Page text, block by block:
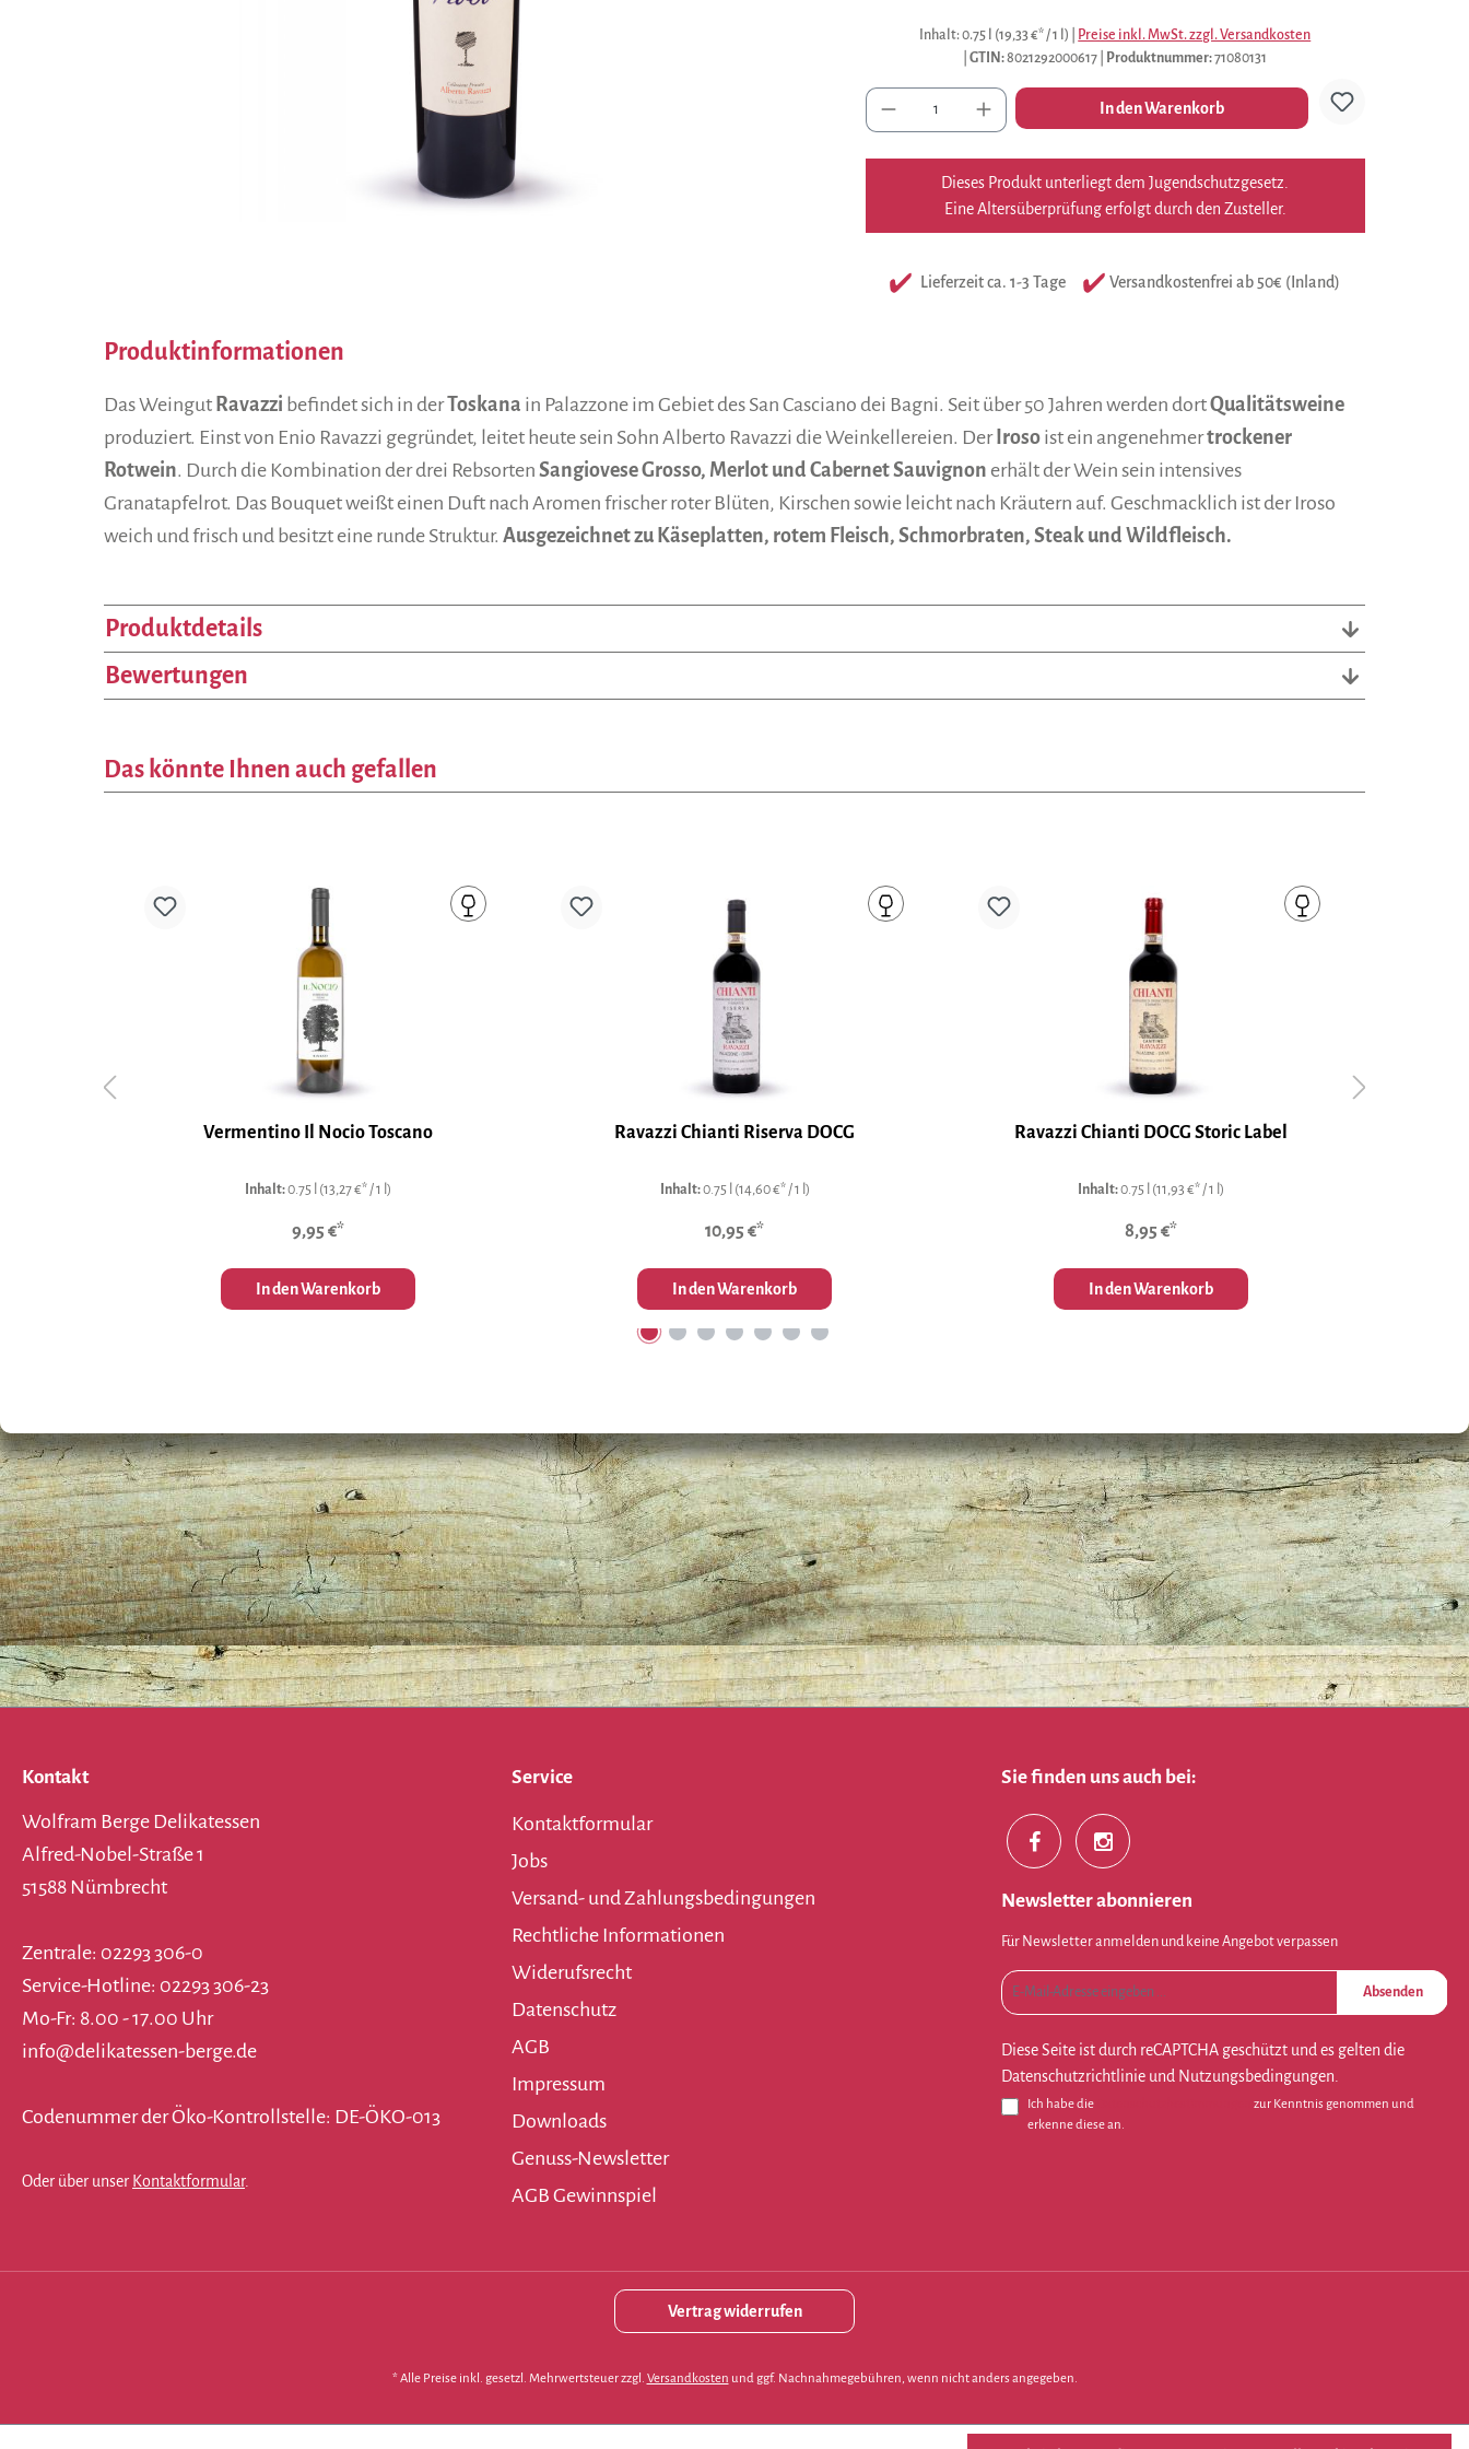
Inhalt:0.75 l (19,33 €* / 1 l)
Preise inkl. MwSt. zzgl. Versandkosten
|GTIN:8021292000617 Produktnummer:71080131
In den Warenkorb
Dieses Produkt unterliegt dem Jugendschutzgesetz.
Eine Altersüberprüfung erfolgt durch den Zusteller.
Lieferzeit ca. 1-3 Tage Versandkostenfrei ab 50€ (Inland)
Produktinformationen
Das Weingut Ravazzi befindet sich in derToskana in Palazzone im Gebiet des San Casciano dei Bagni. Seit über 50 Jahren werden dortQualitätsweine
produziert. Einst von Enio Ravazzi gegründet, leitet heute sein Sohn Alberto Ravazzi die Weinkellereien. Der Iroso ist ein angenehmertrockener
Rotwein. Durch die Kombination der drei Rebsorten Sangiovese Grosso, Merlot und Cabernet Sauvignon erhält der Wein sein intensives
Granatapfelrot. Das Bouquet weißt einen Duft nach Aromen frischer roter Blüten, Kirschen sowie leicht nach Kräutern auf. Geschmacklich ist der Iroso
weich und frisch und besitzt eine runde Struktur. Ausgezeichnet zu Käseplatten, rotem Fleisch, Schmorbraten, Steak und Wildfleisch.
Produktdetails
Bewertungen
Das könnte Ihnen auch gefallen
Vermentino Il Nocio Toscano
Inhalt:0.75 l (13,27 €* / 1 l)
9,95 €*
In den Warenkorb
Ravazzi Chianti Riserva DOCG
Inhalt:0.75 l (14,60 €* / 1 l)
10,95 €*
In den Warenkorb
Ravazzi Chianti DOCG Storic Label
Inhalt:0.75 l (11,93 €* / 1 l)
8,95 €*
In den Warenkorb
Kontakt
Wolfram Berge Delikatessen
Alfred-Nobel-Straße 1
51588 Nümbrecht
Zentrale: 02293 306-0
Service-Hotline: 02293 306-23
Mo-Fr: 8.00 - 17.00 Uhr
info@delikatessen-berge.de
Codenummer der Öko-Kontrollstelle: DE-ÖKO-013
Oder über unser Kontaktformular.
Service
Kontaktformular
Jobs
Versand- und Zahlungsbedingungen
Rechtliche Informationen
Widerufsrecht
Datenschutz
AGB
Impressum
Downloads
Genuss-Newsletter
AGB Gewinnspiel
Sie finden uns auch bei:
Newsletter abonnieren
Für Newsletter anmelden und keine Angebot verpassen
Absenden
Diese Seite ist durch reCAPTCHA geschützt und es gelten die
Datenschutzrichtlinie und Nutzungsbedingungen
Ich habe die
zur Kenntnis genommen und
erkenne diese an.
Vertrag widerrufen
* Alle Preise inkl. gesetzl. Mehrwertsteuer zzgl. Versandkosten und ggf. Nachnahmegebühren, wenn nicht anders angegeben.